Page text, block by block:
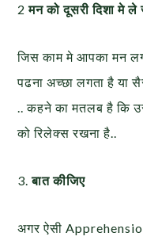
2मन को दूसरी दिशा मे ले
जिस काम मे आपका मन
पढना अच्छा लगता है या
.. कहने का मतलब है कि
को रिलेक्स रखना है..
3.बात कीजिए
अगर ऐसी